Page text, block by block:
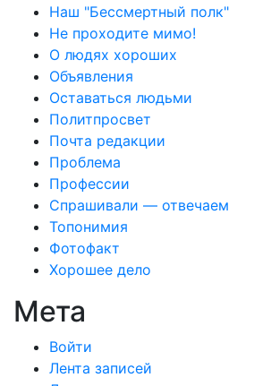
Наш "Бессмертный полк"
Не проходите мимо!
О людях хороших
Объявления
Оставаться людьми
Политпросвет
Почта редакции
Проблема
Профессии
Спрашивали — отвечаем
Топонимия
Фотофакт
Хорошее дело
Мета
Войти
Лента записей